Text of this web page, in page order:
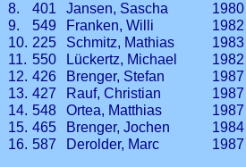
8.
401 Jansen, Sascha 1980
9.
549 Franken, Willi 1982
10. 225 Schmitz, Mathias 1983
11. 550 Lückertz, Michael 1982
12. 426 Brenger, Stefan 1987
13. 427 Rauf, Christian 1987
14. 548 Ortea, Matthias 1987
15. 465 Brenger, Jochen 1984
16. 587 Derolder, Marc 1987